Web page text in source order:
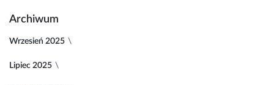
Archiwum
Wrzesień 2025
Lipiec 2025